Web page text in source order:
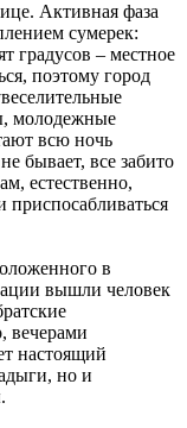
Активная фаза
сумерек:
градусов – местное
поэтому город
молодежные
всю ночь
бывает, все забито
естественно,
приспосабливаться
в
вышли человек
вечерами
настоящий
но и